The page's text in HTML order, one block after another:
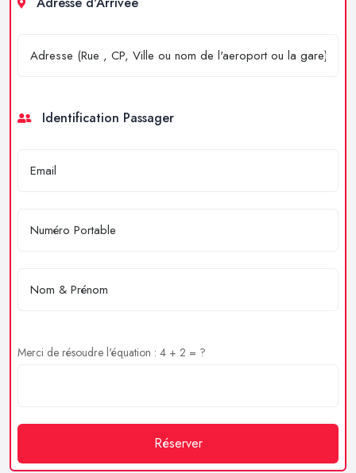
Identification Passager
Merci de résoudre l'équation : 4 + 2 = ?
Réserver